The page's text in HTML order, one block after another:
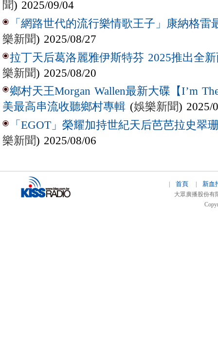
聞) 2025/09/04
「網路世代的流行樂情歌王子」康納格雷
樂新聞) 2025/08/27
拉丁天后葛洛麗雅伊斯特芬 2025推出全新
樂新聞) 2025/08/20
鄉村天王Morgan Wallen最新大碟【I’m
美最高串流收聽鄉村專輯 (娛樂新聞) 2025/
「EGOT」榮耀加持世紀天后芭芭拉史翠
樂新聞) 2025/08/06
首頁 新血
大眾廣播股份有